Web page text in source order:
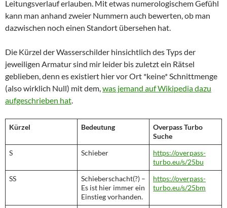
Leitungsverlauf erlauben. Mit etwas numerologischem Gefühl
kann man anhand zweier Nummern auch bewerten, ob man
dazwischen noch einen Standort übersehen hat.
Die Kürzel der Wasserschilder hinsichtlich des Typs der
jeweiligen Armatur sind mir leider bis zuletzt ein Rätsel
geblieben, denn es existiert hier vor Ort *keine* Schnittmenge
(also wirklich Null) mit dem,was jemand auf Wikipedia dazu
aufgeschrieben hat.
Kürzel Bedeutung
Overpass Turbo
Suche
S
Schieber
https://overpass-
turbo.eu/s/25bu
SS
Schieberschacht(?) –
Es ist hier immer ein
Einstieg vorhanden.
https://overpass-
turbo.eu/s/25bm